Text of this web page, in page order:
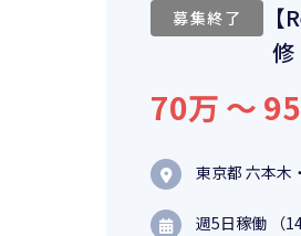
募集終了
修
70万 〜
東京都 六本木
週5日稼働 （